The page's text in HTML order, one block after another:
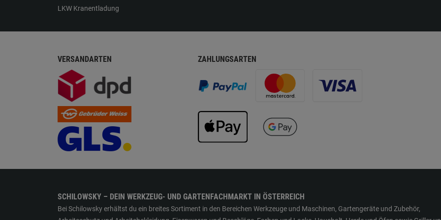
LKW Kranentladung
VERSANDARTEN ZAHLUNGSARTEN
SCHILOWSKY – DEIN WERKZEUG- UND GARTENFACHMARKT IN ÖSTERREICH
Bei Schilowsky erhältst du ein breites Sortiment in den Bereichen Werkzeuge und Maschinen, Gartengeräte und Zubehör,